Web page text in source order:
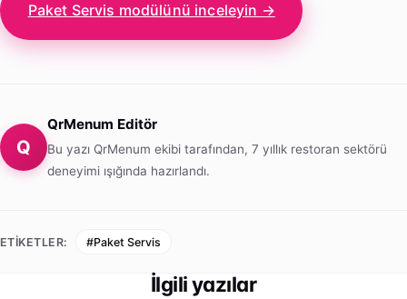
Paket Servis modülünü inceleyin →
Q
QrMenum Editör
Bu yazı QrMenum ekibi tarafından, 7 yıllık restoran sektörü
deneyimi ışığında hazırlandı.
ETIKETLER: #Paket Servis
İlgili yazılar